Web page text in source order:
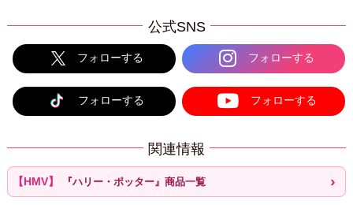
公式SNS
フォローする フォローする
フォローする フォローする
関連情報
『ハリー・ポッター』商品一覧